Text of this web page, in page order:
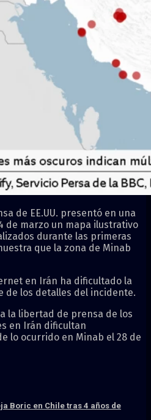
de EE.UU. presentó en una
de marzo un mapa ilustrativo
durante las primeras
que la zona de Minab
en Irán ha dificultado la
de los detalles del incidente.
la libertad de prensa de los
en Irán dificultan
lo ocurrido en Minab el 28 de
Boric en Chile tras 4 años de